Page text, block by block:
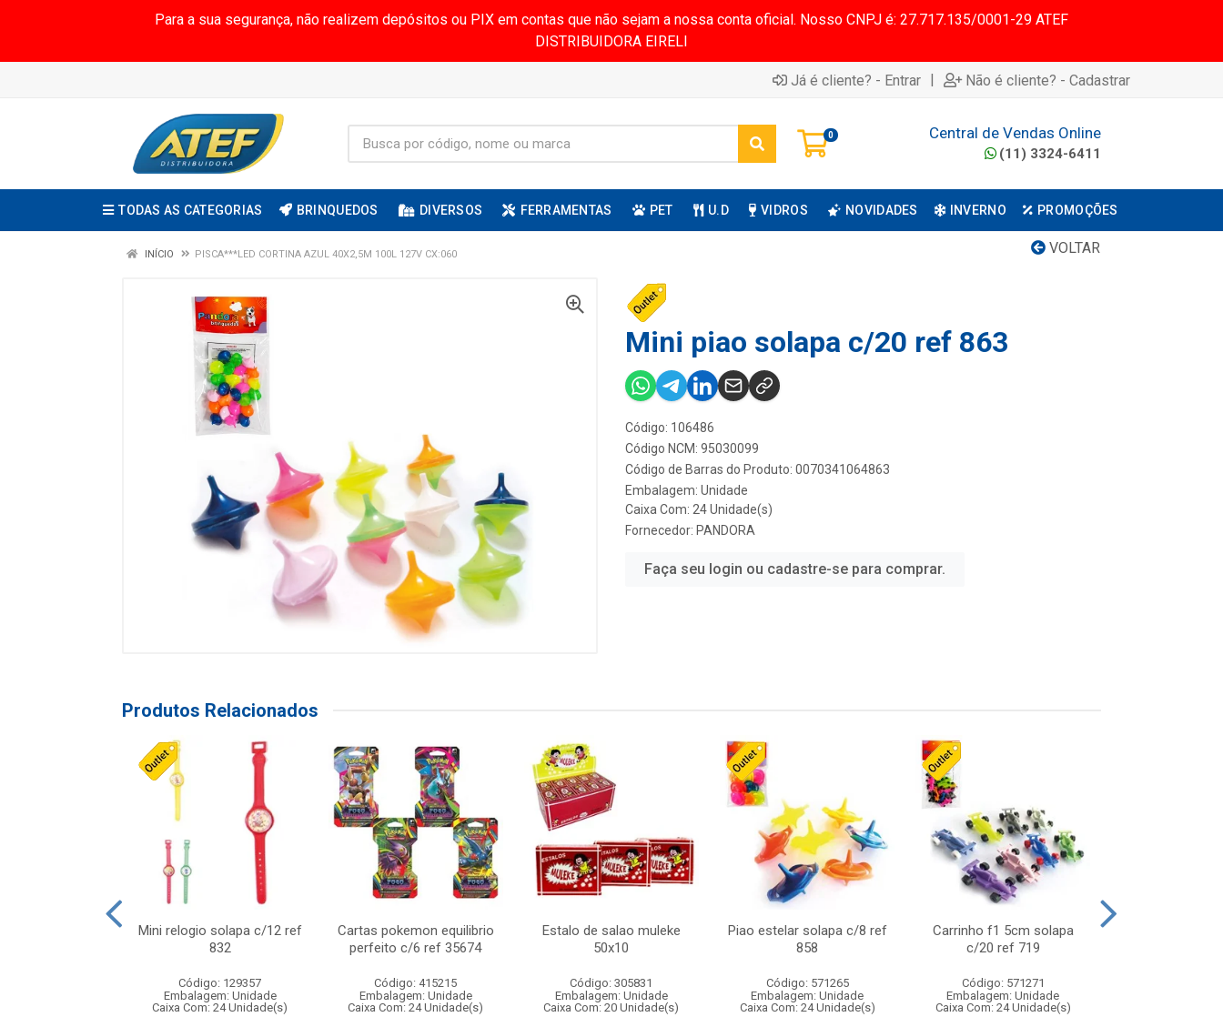
Para a sua segurança, não realizem depósitos ou PIX em contas que não sejam a nossa conta oficial. Nosso CNPJ é: 27.717.135/0001-29 ATEF
DISTRIBUIDORA EIRELI
Já é cliente? - Entrar | Não é cliente? - Cadastrar
0 Central de Vendas Online
(11) 3324-6411
TODAS AS CATEGORIAS BRINQUEDOS DIVERSOS FERRAMENTAS PET U.D VIDROS NOVIDADES INVERNO PROMOÇÕES
VOLTAR
INÍCIO PISCA***LED CORTINA AZUL 40X2,5M 100L 127V CX:060
Mini piao solapa c/20 ref 863
Código: 106486
Código NCM: 95030099
Código de Barras do Produto: 0070341064863
Embalagem: Unidade
Caixa Com: 24 Unidade(s)
Fornecedor: PANDORA
Faça seu login ou cadastre-se para comprar.
Produtos Relacionados
Mini relogio solapa c/12 ref
832
Código: 129357
Embalagem: Unidade
Caixa Com: 24 Unidade(s)
Cartas pokemon equilibrio
perfeito c/6 ref 35674
Código: 415215
Embalagem: Unidade
Caixa Com: 24 Unidade(s)
Estalo de salao muleke
50x10
Código: 305831
Embalagem: Unidade
Caixa Com: 20 Unidade(s)
Piao estelar solapa c/8 ref
858
Código: 571265
Embalagem: Unidade
Caixa Com: 24 Unidade(s)
Carrinho f1 5cm solapa
c/20 ref 719
Código: 571271
Embalagem: Unidade
Caixa Com: 24 Unidade(s)